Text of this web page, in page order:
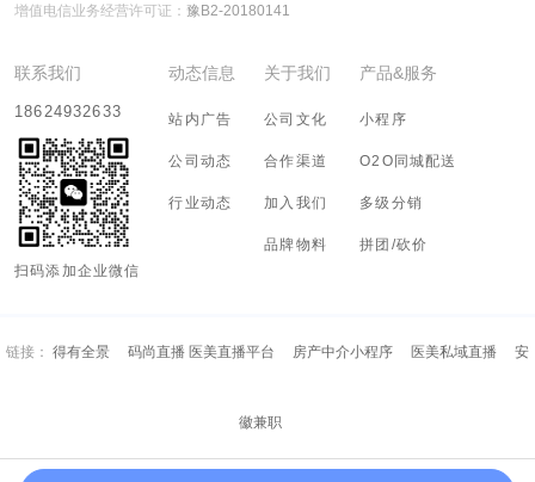
增值电信业务经营许可证： 豫B2-20180141
联系我们
18624932633
扫码添加企业微信
动态信息
站内广告
公司动态
行业动态
关于我们
公司文化
合作渠道
加入我们
品牌物料
产品&服务
小程序
O2O同城配送
多级分销
拼团/砍价
链接： 得有全景 码尚直播 医美直播平台 房产中介小程序 医美私域直播 安
徽兼职